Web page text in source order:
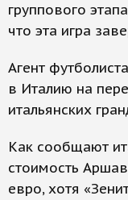
группового
что эта игра
Агент
в Италию на
итальянских
Как сообщают
стоимость
евро, хотя